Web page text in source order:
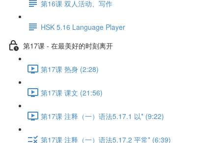
第16课 双人活动、写作
HSK 5.16 Language Player
第17课 - 在最美好的时刻离开
第17课 热身 (2:28)
第17课 课文 (21:56)
第17课 注释（一）语法5.17.1 以* (9:22)
第17课 注释（一）语法5.17.2 平常* (6:39)